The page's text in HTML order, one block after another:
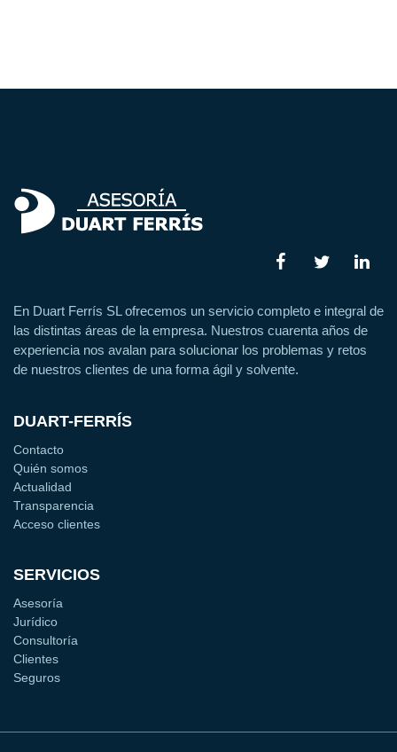
En Duart Ferrís SL ofrecemos un servicio completo e integral de
las distintas áreas de la empresa. Nuestros cuarenta años de
experiencia nos avalan para solucionar los problemas y retos
de nuestros clientes de una forma ágil y solvente.
DUART-FERRÍS
Contacto
Quién somos
Actualidad
Transparencia
Acceso clientes
SERVICIOS
Asesoría
Jurídico
Consultoría
Clientes
Seguros